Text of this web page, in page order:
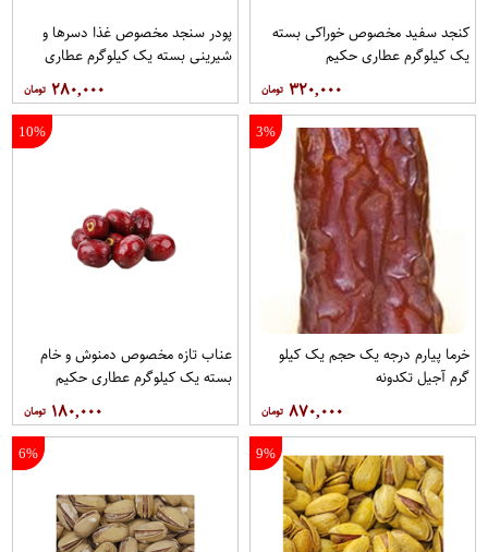
کنجد سفید مخصوص خوراکی بسته
یک کیلوگرم عطاری حکیم
۳۲۰,۰۰۰
پودر سنجد مخصوص غذا دسرها و
شیرینی بسته یک کیلوگرم عطاری
۲۸۰,۰۰۰
3%
خرما پیارم درجه یک حجم یک کیلو
گرم آجیل تکدونه
۸۷۰,۰۰۰
10%
عناب تازه مخصوص دمنوش و خام
بسته یک کیلوگرم عطاری حکیم
۱۸۰,۰۰۰
9%
6%